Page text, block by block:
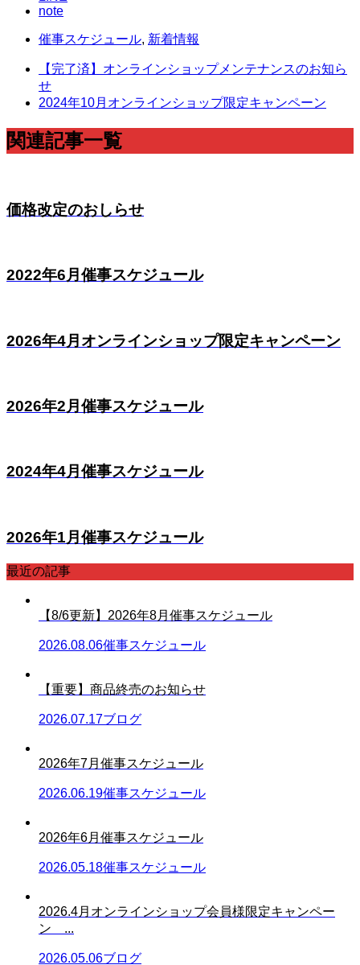
note
催事スケジュール, 新着情報
【完了済】オンラインショップメンテナンスのお知ら
せ
2024年10月オンラインショップ限定キャンペーン
関連記事一覧
価格改定のおしらせ
2022年6月催事スケジュール
2026年4月オンラインショップ限定キャンペーン
2026年2月催事スケジュール
2024年4月催事スケジュール
2026年1月催事スケジュール
最近の記事
【8/6更新】2026年8月催事スケジュール
2026.08.06催事スケジュール
【重要】商品終売のお知らせ
2026.07.17ブログ
2026年7月催事スケジュール
2026.06.19催事スケジュール
2026年6月催事スケジュール
2026.05.18催事スケジュール
2026.4月オンラインショップ会員様限定キャンペー
ン ...
2026.05.06ブログ